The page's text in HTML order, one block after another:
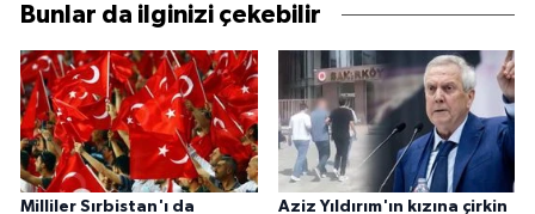
Bunlar da ilginizi çekebilir
Milliler Sırbistan'ı da
Aziz Yıldırım'ın kızına çirkin